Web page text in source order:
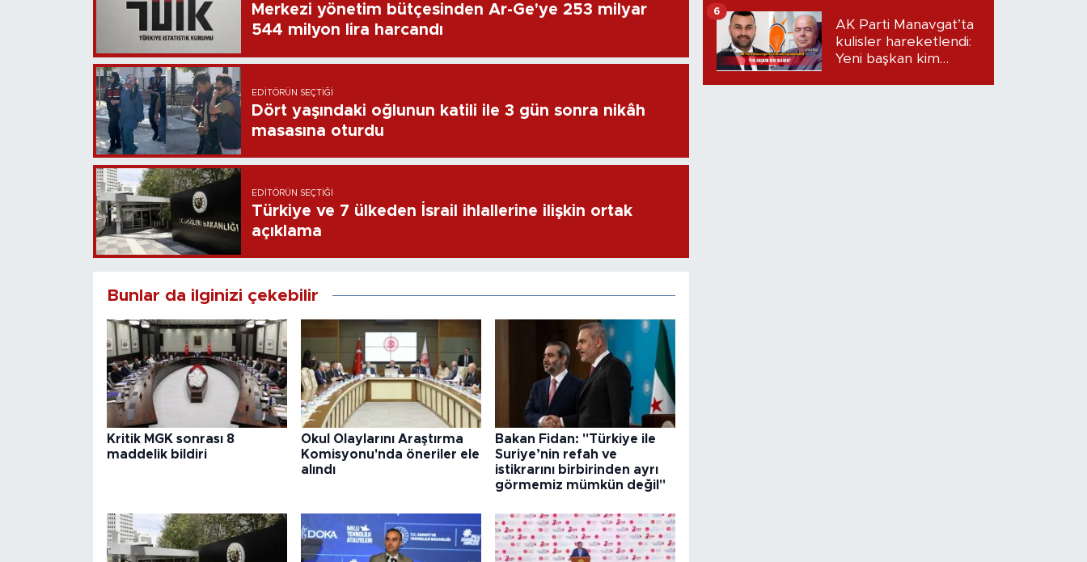
Merkezi yönetim bütçesinden Ar-Ge'ye 253 milyar
544 milyon lira harcandı
EDITÖRÜN SEÇTIĞI
Dört yaşındaki oğlunun katili ile 3 gün sonra nikâh
masasına oturdu
EDITÖRÜN SEÇTIĞI
Türkiye ve 7 ülkeden İsrail ihlallerine ilişkin ortak
açıklama
Bunlar da ilginizi çekebilir
Kritik MGK sonrası 8
maddelik bildiri
Okul Olaylarını Araştırma
Komisyonu'nda öneriler ele
alındı
Bakan Fidan: "Türkiye ile
Suriye’nin refah ve
istikrarını birbirinden ayrı
görmemiz mümkün değil"
Dudak uçuklatan
iddialar!
AK Parti Manavgat’ta
kulisler hareketlendi:
Yeni başkan kim
6